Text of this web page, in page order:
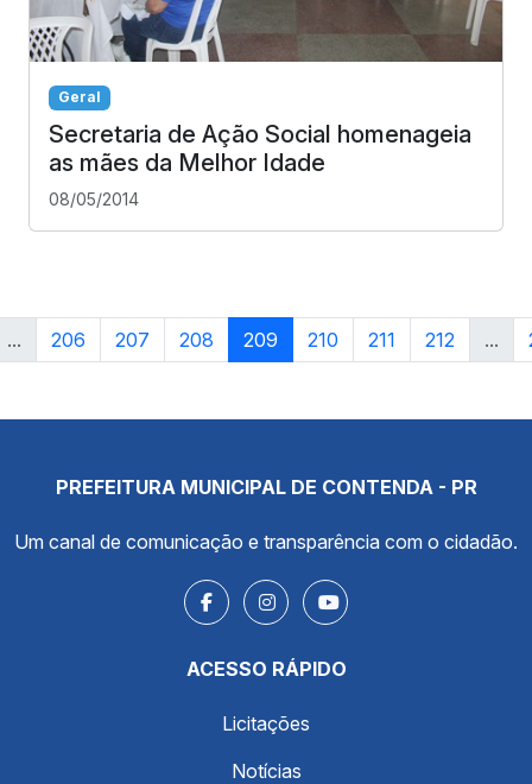
Geral
Secretaria de Ação Social homenageia
as mães da Melhor Idade
08/05/2014
... 206 207 208 209 210 211 212 ...
PREFEITURA MUNICIPAL DE CONTENDA - PR
Um canal de comunicação e transparência com o cidadão.
ACESSO RÁPIDO
Licitações
Notícias